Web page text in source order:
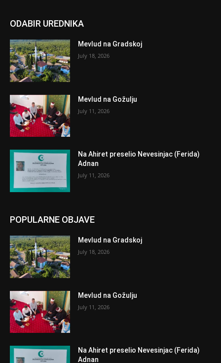
ODABIR UREDNIKA
Mevlud na Gradskoj
July 18, 2026
Mevlud na Gožulju
July 11, 2026
Na Ahiret preselio Nevesinjac (Ferida)
Adnan
July 11, 2026
POPULARNE OBJAVE
Mevlud na Gradskoj
July 18, 2026
Mevlud na Gožulju
July 11, 2026
Na Ahiret preselio Nevesinjac (Ferida)
Adnan